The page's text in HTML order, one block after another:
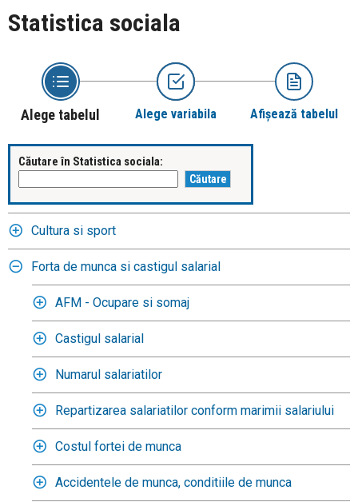
Statistica sociala
Alege tabelul Alege variabila Afișează tabelul
Căutare în Statistica sociala:
Cultura si sport
Forta de munca si castigul salarial
AFM - Ocupare si somaj
Castigul salarial
Numarul salariatilor
Repartizarea salariatilor conform marimii salariului
Costul fortei de munca
Accidentele de munca, conditiile de munca